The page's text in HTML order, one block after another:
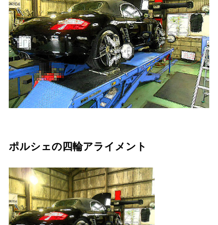
ポルシェの四輪アライメント